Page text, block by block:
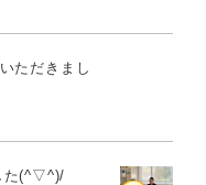
ただきまし
た(^▽^)/